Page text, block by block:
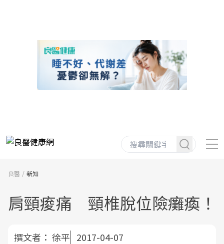
良醫 新知
肩頸痠痛 頸椎脫位險癱瘓！
撰文者： 徐平 2017-04-07